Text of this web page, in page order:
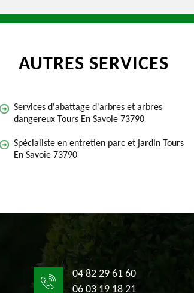
AUTRES SERVICES
Services d'abattage d'arbres et arbres
dangereux Tours En Savoie 73790
Spécialiste en entretien parc et jardin Tours
En Savoie 73790
04 82 29 61 60
06 03 19 18 21